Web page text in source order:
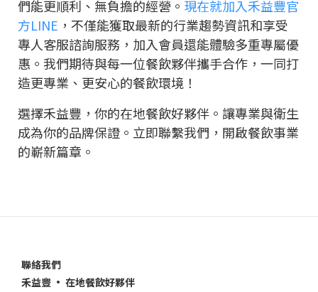
們能更順利、無負擔的經營。 現在就加入禾益豐官
方LINE ，不僅能獲取最新的行業趨勢資訊和享受
專人客服諮詢服務，加入會員還能體驗多重專屬優
惠。我們期待與每一位餐飲夥伴攜手合作，一同打
造更專業、更安心的餐飲環境！
選擇禾益豐，你的在地餐飲好夥伴。讓專業與衛生
成為你的品牌保證。立即聯繫我們，開啟餐飲事業
的嶄新篇章。
聯絡我們
禾益豐 • 在地餐飲好夥伴